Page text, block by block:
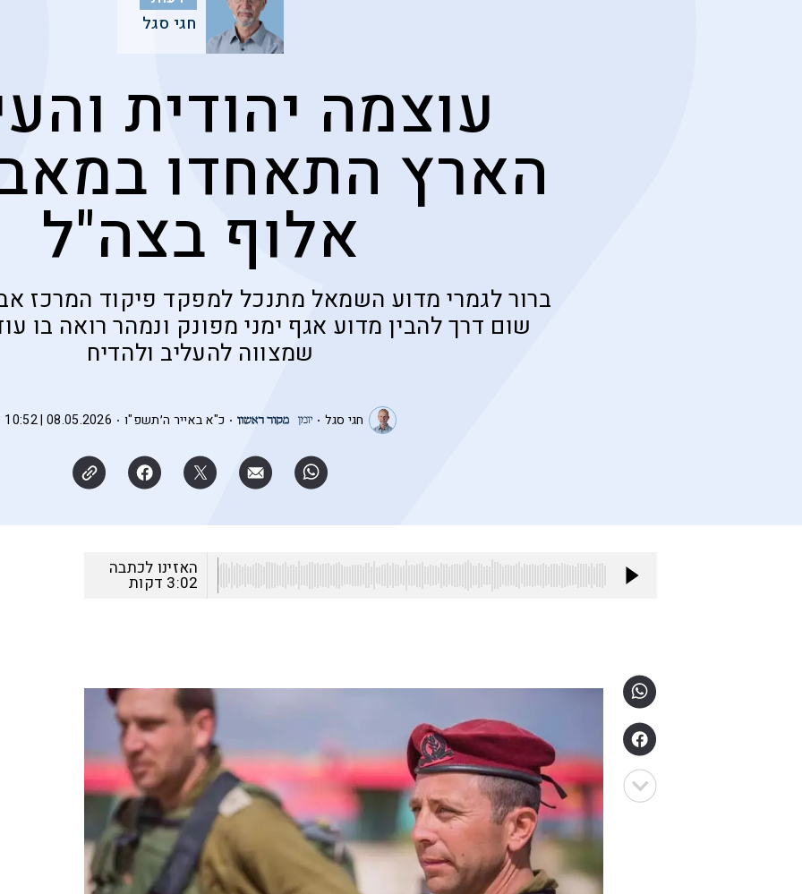
חגי סגל
עוצמה יהודית
הארץ התאחדו
אלוף בצה"ל
ברור לגמרי מדוע השמאל מתנכל למפקד פיקוד המרכז
שום דרך להבין מדוע אגף ימני מפונק ונמהר רואה בו
שמצווה להעליב ולהדיח
חגי סגל כ"א באייר ה׳תשפ"ו 08.05.2026 | 10:52
האזינו לכתבה
3:02 דקות